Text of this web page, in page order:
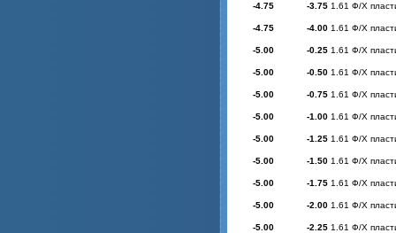
-4.75 -3.75 1.61 Ф/Х
-4.75 -4.00 1.61 Ф/Х
-5.00 -0.25 1.61 Ф/Х
-5.00 -0.50 1.61 Ф/Х
-5.00 -0.75 1.61 Ф/Х
-5.00 -1.00 1.61 Ф/Х
-5.00 -1.25 1.61 Ф/Х
-5.00 -1.50 1.61 Ф/Х
-5.00 -1.75 1.61 Ф/Х
-5.00 -2.00 1.61 Ф/Х
-5.00 -2.25 1.61 Ф/Х